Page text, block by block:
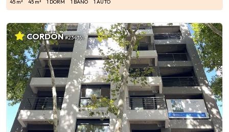
45 m² 45 m² 1 DORM 1 BAÑO 1 AUTO
CORDÓN#234351